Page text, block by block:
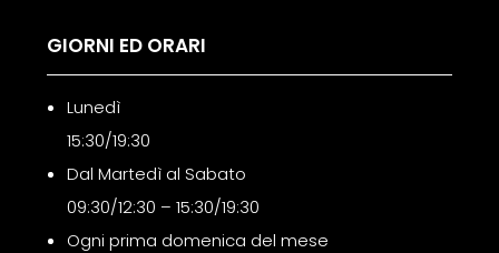
GIORNI ED ORARI
Lunedì
15:30/19:30
Dal Martedì al Sabato
09:30/12:30 – 15:30/19:30
Ogni prima domenica del mese